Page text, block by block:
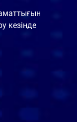
кезінде